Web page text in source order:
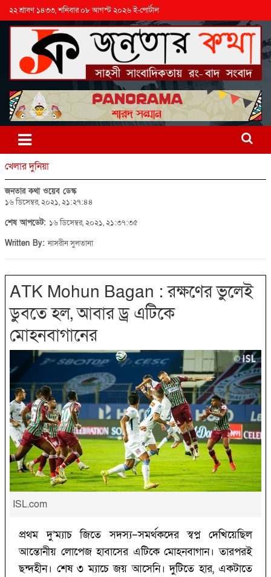
২২ শ্রাবণ ১৪৩৩, শনিবার ০৮ আগস্ট ২০২৬ ই-পোর্টাল
খেলার দুনিয়া
জনতার কথা ওয়েব ডেস্ক
১৬ ডিসেম্বর, ২০২১, ২১:২৭:৪৪
শেষ আপডেট: ১৬ ডিসেম্বর, ২০২১, ২১:৩৭:৩৫
Written By:নাসরীন সুলতানা
ATK Mohun Bagan : রক্ষণের ভুলেই
ডুবতে হল, আবার ড্র এটিকে
মোহনবাগানের
ISL.com
প্রথম দু’‌ম্যাচ জিতে সদস্য–সমর্থকদের স্বপ্ন দেখিয়েছিল
আন্তোনীয় লোপেজ হাবাসের এটিকে মোহনবাগান। তারপরই
ছন্দহীন। শেষ ৩ ম্যাচে জয় আসেনি। দুটিতে হার, একটাতে